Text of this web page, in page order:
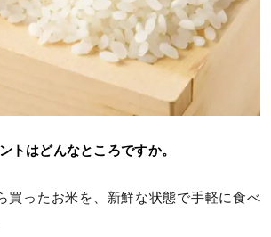
トはどんなところですか。
買ったお米を、新鮮な状態で手軽に食べ